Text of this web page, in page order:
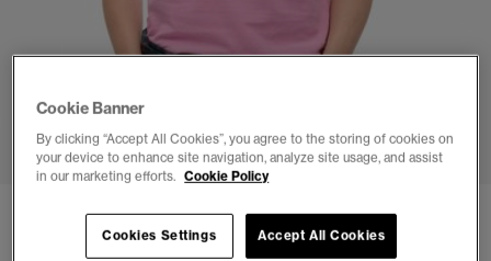
Vintage Destroy Poloshirt
Cookie Banner
By clicking “Accept All Cookies”, you agree to the storing of cookies on
your device to enhance site navigation, analyze site usage, and assist
in our marketing efforts. Cookie Policy
Accept All Cookies
Cookies Settings